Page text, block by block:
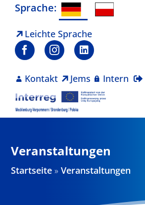
Zum
springen
Sprache:
Leichte Sprache
Kontakt Jems Intern
Projekte
Veranstaltungen
Startseite »Veranstaltungen